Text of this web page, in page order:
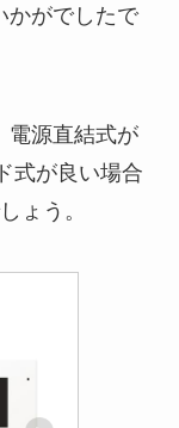
かがでしたで
電源直結式が
式が良い場合
ょう。